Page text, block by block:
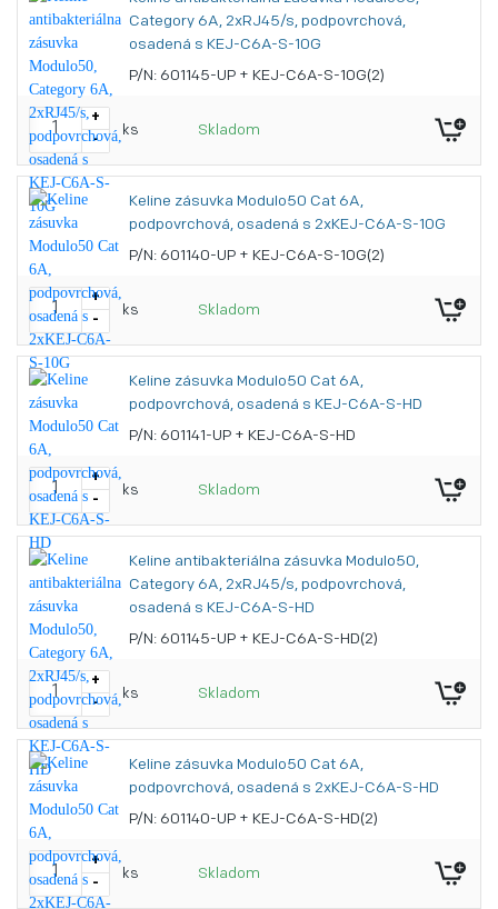
Category 6A, 2xRJ45/s, podpovrchová,
osadená s KEJ-C6A-S-10G
P/N: 601145-UP + KEJ-C6A-S-10G(2)
+
-
ks Skladom
Keline zásuvka Modulo50 Cat 6A,
podpovrchová, osadená s 2xKEJ-C6A-S-10G
P/N: 601140-UP + KEJ-C6A-S-10G(2)
+
-
ks Skladom
Keline zásuvka Modulo50 Cat 6A,
podpovrchová, osadená s KEJ-C6A-S-HD
P/N: 601141-UP + KEJ-C6A-S-HD
+
-
ks Skladom
Keline antibakteriálna zásuvka Modulo50,
Category 6A, 2xRJ45/s, podpovrchová,
osadená s KEJ-C6A-S-HD
P/N: 601145-UP + KEJ-C6A-S-HD(2)
+
-
ks Skladom
Keline zásuvka Modulo50 Cat 6A,
podpovrchová, osadená s 2xKEJ-C6A-S-HD
P/N: 601140-UP + KEJ-C6A-S-HD(2)
+
-
ks Skladom